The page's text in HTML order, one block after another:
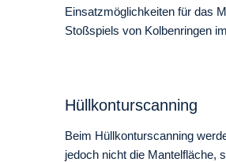
Einsatzmöglichkeiten für das
Stoßspiels von Kolbenringen
Hüllkonturscanning
Beim Hüllkonturscanning
jedoch nicht die Mantelfläche,